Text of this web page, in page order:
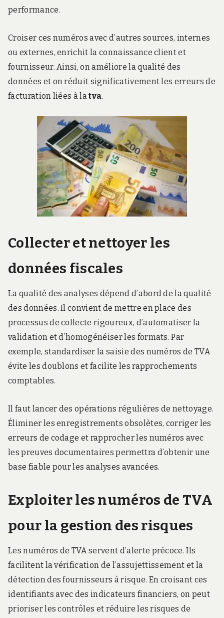
performance.
Croiser ces numéros avec d’autres sources, internes
ou externes, enrichit la connaissance client et
fournisseur. Ainsi, on améliore la qualité des
données et on réduit significativement les erreurs de
facturation liées à latva.
Collecter et nettoyer les
données fiscales
La qualité des analyses dépend d’abord de la qualité
des données. Il convient de mettre en place des
processus de collecte rigoureux, d’automatiser la
validation et d’homogénéiser les formats. Par
exemple, standardiser la saisie des numéros de TVA
évite les doublons et facilite les rapprochements
comptables.
Il faut lancer des opérations régulières de nettoyage.
Éliminer les enregistrements obsolètes, corriger les
erreurs de codage et rapprocher les numéros avec
les preuves documentaires permettra d’obtenir une
base fiable pour les analyses avancées.
Exploiter les numéros de TVA
pour la gestion des risques
Les numéros de TVA servent d’alerte précoce. Ils
facilitent la vérification de l’assujettissement et la
détection des fournisseurs à risque. En croisant ces
identifiants avec des indicateurs financiers, on peut
prioriser les contrôles et réduire les risques de